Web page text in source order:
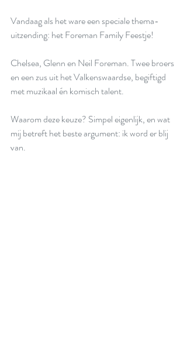
Vandaag als het ware een speciale thema-
uitzending: het Foreman Family Feestje!
Chelsea, Glenn en Neil Foreman. Twee broers
en een zus uit het Valkenswaardse, begiftigd
met muzikaal én komisch talent.
Waarom deze keuze? Simpel eigenlijk, en wat
mij betreft het beste argument: ik word er blij
van.